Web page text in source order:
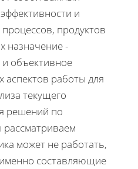
и
продуктов
назначение -
и объективное
аспектов работы для
текущего
решений по
может не работать,
составляющие